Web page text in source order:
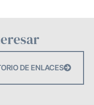
DE ENLACES